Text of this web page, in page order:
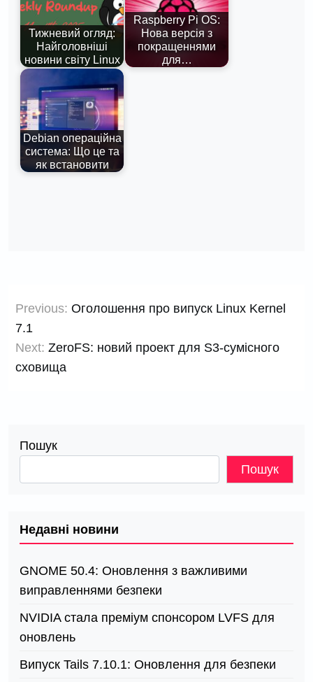
Тижневий огляд:
Найголовніші
новини світу Linux
Raspberry Pi OS:
Нова версія з
покращеннями
для…
Debian операційна
система: Що це та
як встановити
записів
Previous: Оголошення про випуск Linux Kernel
7.1
Next: ZeroFS: новий проект для S3-сумісного
сховища
Пошук
Пошук
Недавні новини
GNOME 50.4: Оновлення з важливими
виправленнями безпеки
NVIDIA стала преміум спонсором LVFS для
оновлень
Випуск Tails 7.10.1: Оновлення для безпеки